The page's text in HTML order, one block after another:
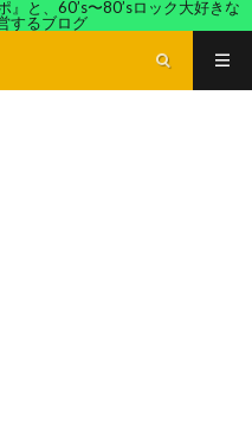
と、60’s〜80’sロック大好きな
するブログ